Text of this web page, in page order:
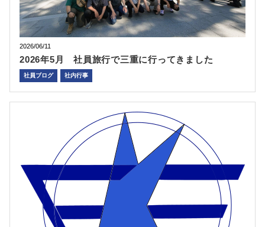
2026/06/11
2026年5月 社員旅行で三重に行ってきました
社員ブログ 社内行事